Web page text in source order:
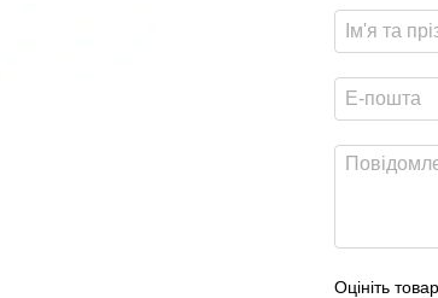
Оцініть товар